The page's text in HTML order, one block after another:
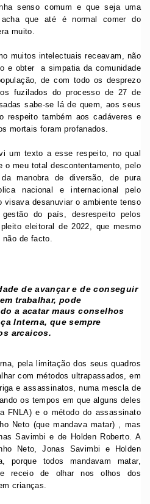
senso comum e que seja uma
que até é normal comer do
muito.
muitos intelectuais receavam, não
e obter a simpatia da comunidade
de com todo os desprezo
fuzilados do processo de 27 de
sabe-se lá de quem, aos seus
respeito também aos cadáveres e
mortais foram profanados.
um texto a esse respeito, no qual
o meu total descontentamento, pelo
manobra de diversão, de pura
nacional e internacional pelo
visava desanuviar o ambiente tenso
do país, desrespeito pelos
eleitoral de 2022, que mesmo
não de facto.
de avançar e de conseguir
trabalhar, pode
a acatar maus conselhos
Interna, que sempre
arcaicos.
pela limitação dos seus quadros
com métodos ultrapassados, em
e assassinatos, numa mescla de
os tempos em que alguns deles
FNLA) e o método do assassinato
Neto (que mandava matar) , mas
Savimbi e de Holden Roberto. A
Neto, Jonas Savimbi e Holden
porque todos mandavam matar,
receio de olhar nos olhos dos
crianças.